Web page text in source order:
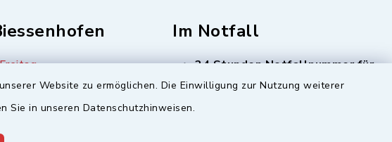
Website zu ermöglichen. Die Einwilligung zur Nutzung weiterer
Sie in unseren Datenschutzhinweisen.
Im Notfall
24 Stunden Notfallnummer für
Trink- und AbwasserTel: